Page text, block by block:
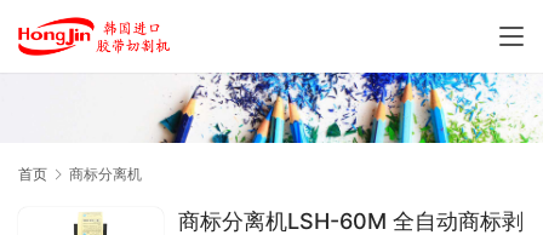
首页 商标分离机
商标分离机LSH-60M 全自动商标剥